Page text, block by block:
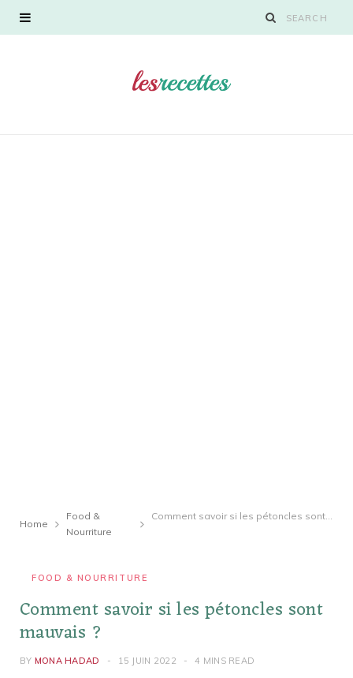
Home
Food &
Nourriture
Comment savoir si les pétoncles sont mauvais ?
FOOD & NOURRITURE
Comment savoir si les pétoncles sont
mauvais ?
BY MONA HADAD 15 JUIN 2022 4 MINS READ